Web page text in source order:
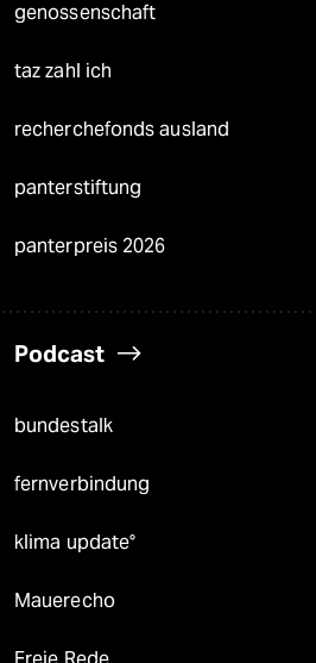
genossenschaft
taz zahl ich
recherchefonds ausland
panterstiftung
panterpreis 2026
Podcast
bundestalk
fernverbindung
klima update°
Mauerecho